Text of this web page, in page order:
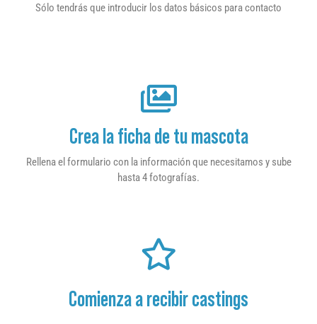
Sólo tendrás que introducir los datos básicos para contacto
Crea la ficha de tu mascota
Rellena el formulario con la información que necesitamos y sube
hasta 4 fotografías.
Comienza a recibir castings